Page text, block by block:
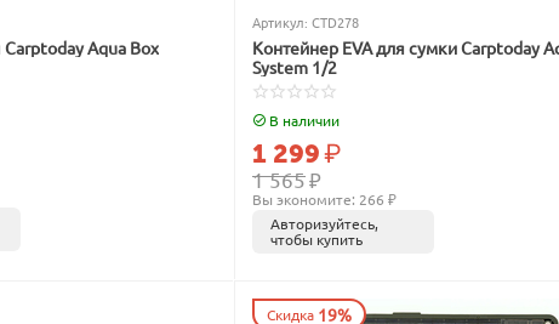
Aqua Box
Артикул: CTD278
Контейнер EVA для сумки Carptoday
System 1/2
В наличии
1 565₽
1 299₽
Вы экономите: 266 ₽
Авторизуйтесь,
чтобы купить
Скидка 19%